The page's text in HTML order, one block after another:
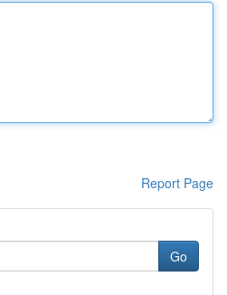
Report Page
Go